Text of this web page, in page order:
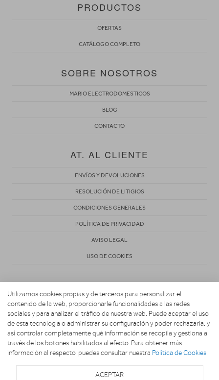
PRODUCTOS
OFERTAS
CATÁLOGO COMPLETO
SOBRE NOSOTROS
MARIO ELECTRODOMESTICOS
BLOG
CONTACTO
AT. AL CLIENTE
ENVÍOS Y DEVOLUCIONES
RESOLUCIÓN DE LITIGIOS
CONDICIONES GENERALES
POLÍTICA DE PRIVACIDAD
AVISO LEGAL
USO DE COOKIES
Copyright 2026. MARIO ELECTRODOMESTICOS
Utilizamos cookies propias y de terceros para personalizar el
contenido de la web, proporcionarle funcionalidades a las redes
sociales y para analizar el tráfico de nuestra web. Puede aceptar el uso
de esta tecnología o administrar su configuración y poder rechazarla, y
así controlar completamente qué información se recopila y gestiona a
través de los botones habilitados al efecto. Para obtener más
información al respecto, puedes consultar nuestra Política de Cookies.
ACEPTAR